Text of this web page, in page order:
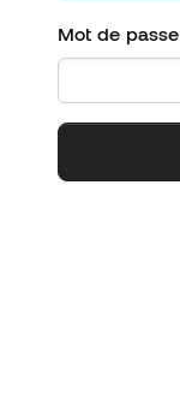
Mot de passe